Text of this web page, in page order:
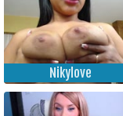
Nikylove